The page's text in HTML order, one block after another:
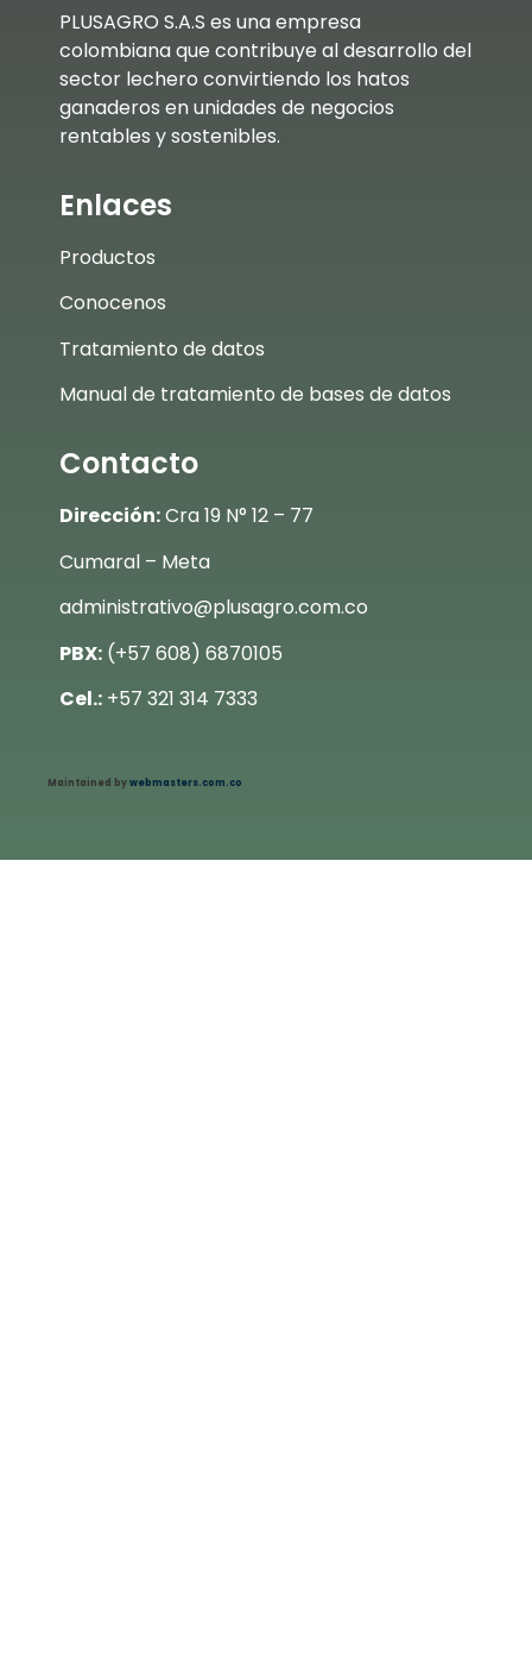
PLUSAGRO S.A.S es una empresa
colombiana que contribuye al desarrollo del
sector lechero convirtiendo los hatos
ganaderos en unidades de negocios
rentables y sostenibles.
Enlaces
Productos
Conocenos
Tratamiento de datos
Manual de tratamiento de bases de datos
Contacto
Dirección:Cra 19 N° 12 – 77
Cumaral – Meta
administrativo@plusagro.com.co
PBX: (+57 608) 6870105
Cel.: +57 321 314 7333
Maintained bywebmasters.com.co